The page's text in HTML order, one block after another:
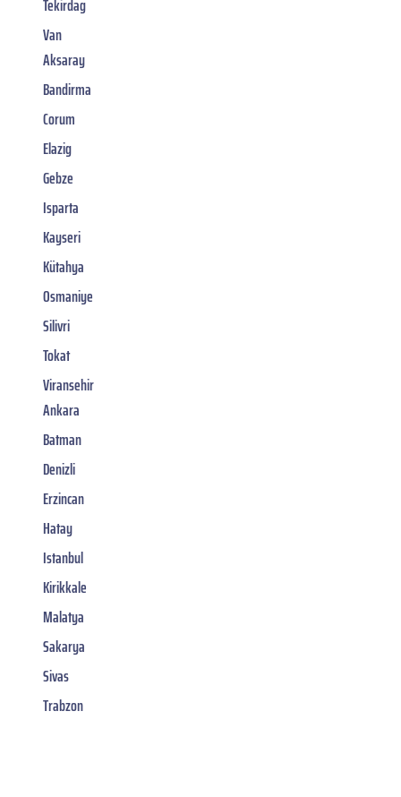
Tekirdag
Van
Aksaray
Bandirma
Corum
Elazig
Gebze
Isparta
Kayseri
Kütahya
Osmaniye
Silivri
Tokat
Viransehir
Ankara
Batman
Denizli
Erzincan
Hatay
Istanbul
Kirikkale
Malatya
Sakarya
Sivas
Trabzon